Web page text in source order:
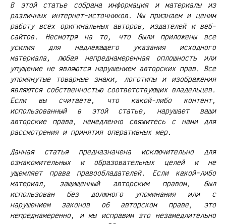
В этой статье собрана информация и материалы из
различных интернет-источников. Мы признаем и ценим
работу всех оригинальных авторов, издателей и веб-
сайтов. Несмотря на то, что были приложены все
усилия для надлежащего указания исходного
материала, любая непреднамеренная оплошность или
упущение не являются нарушением авторских прав. Все
упомянутые товарные знаки, логотипы и изображения
являются собственностью соответствующих владельцев.
Если вы считаете, что какой-либо контент,
использованный в этой статье, нарушает ваши
авторские права, немедленно свяжитесь с нами для
рассмотрения и принятия оперативных мер.
Данная статья предназначена исключительно для
ознакомительных и образовательных целей и не
ущемляет права правообладателей. Если какой-либо
материал, защищенный авторским правом, был
использован без должного упоминания или с
нарушением законов об авторском праве, это
непреднамеренно, и мы исправим это незамедлительно